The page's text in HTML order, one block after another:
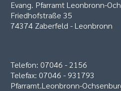
Evang. Pfarramt Leonbronn-
Friedhofstraße 35
74374 Zaberfeld - Leonbronn
Telefon: 07046 - 2156
Telefax: 07046 - 931793
Pfarramt.Leonbronn-